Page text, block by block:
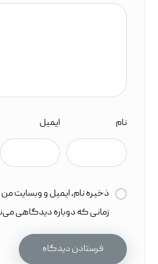
نام ایمیل
ذخیره نام، ایمیل و وبسایت
زمانی که دوباره دیدگاهی